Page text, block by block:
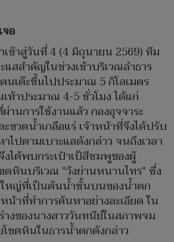
อ
เข้าสู่วันที่ 4 (4 มิถุนายน 2569) ทีม
สสำคัญในช่วงเช้าบริเวณลำธาร
เต๊ะขึ้นไปประมาณ 5 กิโลเมตร
เท้าประมาณ 4-5 ชั่วโมง ได้แก่
นการใช้งานแล้ว กองอุจจาระ
ขวดน้ำเกลือแร่ เจ้าหน้าที่จึงได้ปรับ
ไปตามเบาะแสดังกล่าว จนถึงเวลา
ได้พบกระเป๋าเป้สีชมพูของผู้
หินบริเวณ "วังย่านหนานไทร" ซึ่ง
ใหญ่ที่เป็นต้นน้ำชั้นบนของน้ำตก
หน้าที่ทำการค้นหาอย่างละเอียด ใน
างของนางสาววันทนีย์ในสภาพจม
ขดหินในธารน้ำตกดังกล่าว